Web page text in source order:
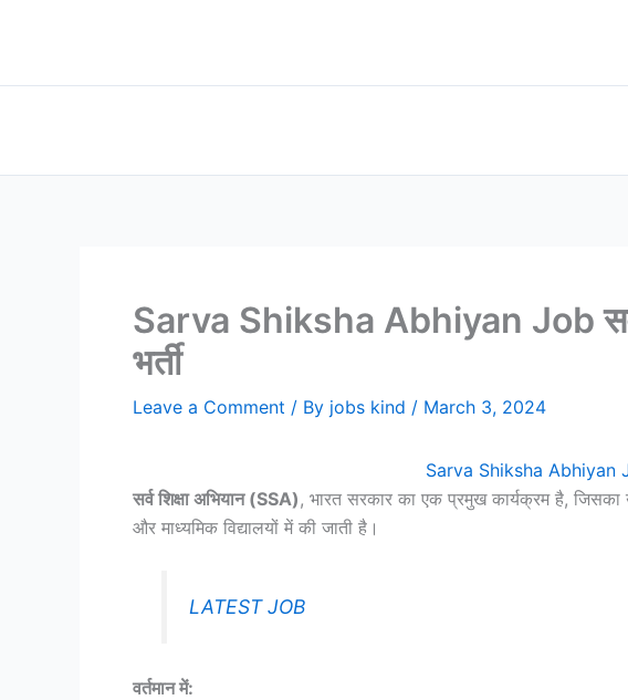
Sarva Shiksha Abhiyan Job सर्व
भर्ती
Leave a Comment / By jobs kind / March 3, 2024
Sarva Shiksha Abhiyan
सर्व शिक्षा अभियान (SSA), भारत सरकार का एक प्रमुख कार्यक्रम है, जिसका
और माध्यमिक विद्यालयों में की जाती है।
LATEST JOB
वर्तमान में: